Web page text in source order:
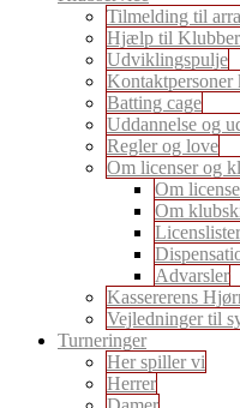
Tilmelding til
Hjælp til
Udviklingspulje
Kontaktpersoner
Batting cage
Uddannelse og
Regler og love
Om licenser og
Om
Om
Licenslister
Advarsler
Kassererens
Vejledninger til
Turneringer
Her spiller vi
Herrer